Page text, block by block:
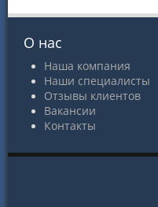
О нас
Наша компания
Наши специалисты
Отзывы клиентов
Вакансии
Контакты